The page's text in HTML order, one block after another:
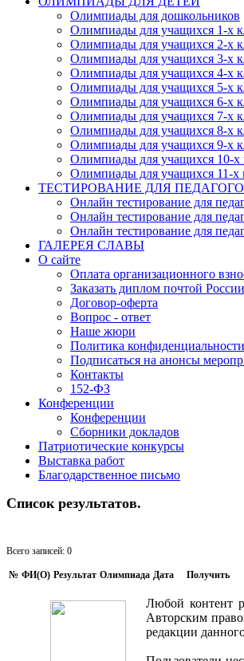
Олимпиады для дошкольников
Олимпиады для учащихся 1-х
Олимпиады для учащихся 2-х
Олимпиады для учащихся 3-х
Олимпиады для учащихся 4-х
Олимпиады для учащихся 5-х
Олимпиады для учащихся 6-х
Олимпиады для учащихся 7-х
Олимпиады для учащихся 8-х
Олимпиады для учащихся 9-х
Олимпиады для учащихся 10-х
Олимпиады для учащихся 11-х
ТЕСТИРОВАНИЕ ДЛЯ
Онлайн тестирование для
Онлайн тестирование для
Онлайн тестирование для
ГАЛЕРЕЯ СЛАВЫ
О сайте
Оплата организационного
Заказать диплом почтой России
Договор-оферта
Вопрос - ответ
Наше жюри
Политика конфиденциальности
Подписаться на анонсы
Контакты
152-ФЗ
Конференции
Конференции
Сборники докладов
Патриотические конкурсы
Выставка работ
Благодарственное письмо
Список результатов.
Всего записей: 0
№ ФИ(O) Результат Олимпиада Дата Получить
Любой контент
Авторским
редакции